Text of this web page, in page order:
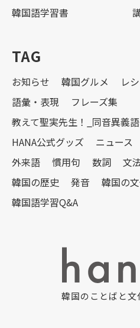
韓国語学習書
TAG
お知らせ 韓国グルメ レ
語彙・表現
フレーズ集
教えて聖実先生！_同音異義語
HANA公式グッズ
ニュース
外来語
慣用句 数詞 文
韓国の歴史
発音 韓国の
韓国語学習Q&A
韓国のことばと文